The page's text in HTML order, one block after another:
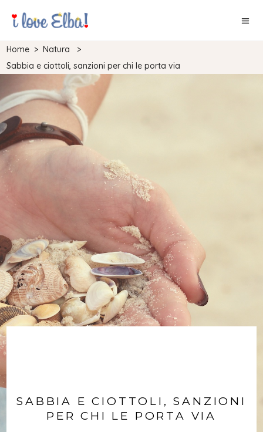
Home >Natura
>
Sabbia e ciottoli, sanzioni per chi le porta via
SABBIA E CIOTTOLI, SANZIONI
PER CHI LE PORTA VIA